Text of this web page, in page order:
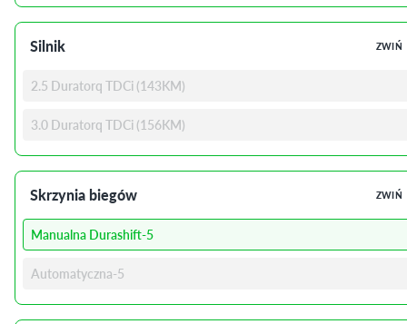
Silnik ZWIŃ
2.5 Duratorq TDCi (143KM)
3.0 Duratorq TDCi (156KM)
Skrzynia biegów ZWIŃ
Manualna Durashift-5
Automatyczna-5